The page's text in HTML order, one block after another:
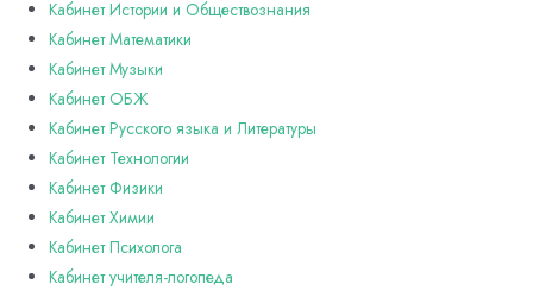
Кабинет Истории и Обществознания
Кабинет Математики
Кабинет Музыки
Кабинет ОБЖ
Кабинет Русского языка и Литературы
Кабинет Технологии
Кабинет Физики
Кабинет Химии
Кабинет Психолога
Кабинет учителя-логопеда